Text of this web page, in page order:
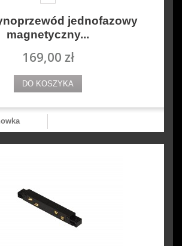
jednofazowy
magnetyczny...
169,00 zł
DO KOSZYKA